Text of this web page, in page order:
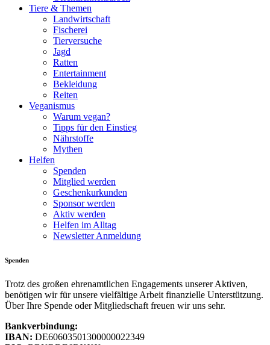
Tiere & Themen
Landwirtschaft
Fischerei
Tierversuche
Jagd
Ratten
Entertainment
Bekleidung
Reiten
Veganismus
Warum vegan?
Tipps für den Einstieg
Nährstoffe
Mythen
Helfen
Spenden
Mitglied werden
Geschenkurkunden
Sponsor werden
Aktiv werden
Helfen im Alltag
Newsletter Anmeldung
Spenden
Trotz des großen ehrenamtlichen Engagements unserer Aktiven,
benötigen wir für unsere vielfältige Arbeit finanzielle Unterstützung.
Über Ihre Spende oder Mitgliedschaft freuen wir uns sehr.
Bankverbindung:
IBAN: DE60603501300000022349